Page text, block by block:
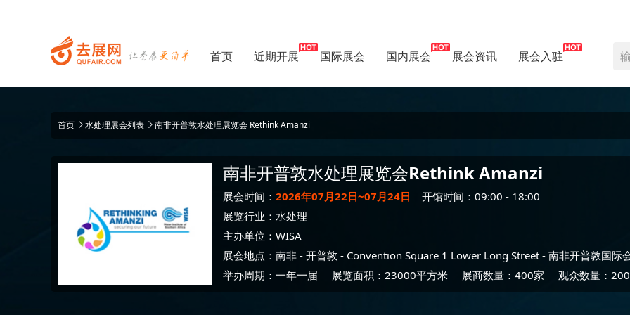
首页 近期开展 国际展会 国内展会 展会资讯 展会入驻
首页 水处理展会列表 南非开普敦水处理展览会 Rethink Amanzi
南非开普敦水处理展览会Rethink Amanzi
展会时间： 2026年07月22日~07月24日
开馆时间：09:00 - 18:00
展览行业： 水处理
主办单位： WISA
展会地点： 南非 - 开普敦 - Convention Square 1 Lower Long Street - 南非开普敦国际
举办周期：一年一届
展览面积：23000平方米 展商数量：400家 观众数量：